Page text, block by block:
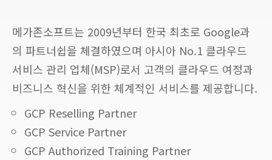
메가존소프트는 2009년부터 한국 최초로 Google과
의 파트너쉽을 체결하였으며 아시아 No.1 클라우드
서비스 관리 업체(MSP)로서 고객의 클라우드 여정과
비즈니스 혁신을 위한 체계적인 서비스를 제공합니다.
GCP Reselling Partner
GCP Service Partner
GCP Authorized Training Partner